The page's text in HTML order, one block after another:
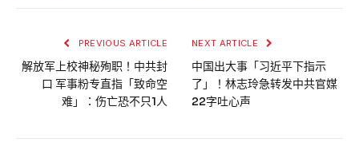
PREVIOUS ARTICLE
解放军上校神秘殉职！中共封
口 军事粉专直指「致命空
难」：伤亡恐不只1人
NEXT ARTICLE
中国出大事「习近平下指示
了」！林志玲急转发中共官媒
22字吐心声